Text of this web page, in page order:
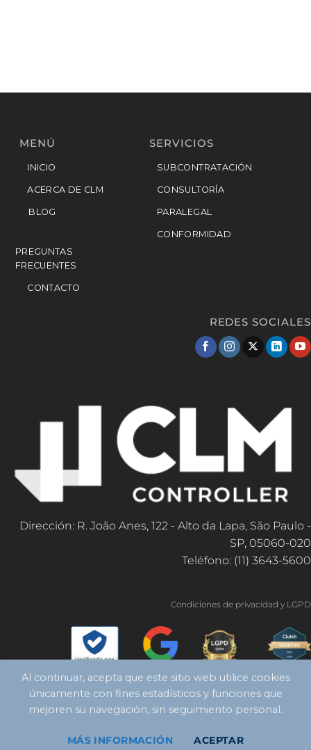
MENÚ
INICIO
ACERCA DE CLM
BLOG
PREGUNTAS
FRECUENTES
CONTACTO
SERVICIOS
SUBCONTRATACIÓN
CONSULTORÍA
PARALEGAL
CONFORMIDAD
REDES SOCIALES
Dirección: R. João Anes, 122 - Alto da Lapa, São Paulo -
SP, 05060-020
Teléfono: (11) 3643-5600
Condiciones de privacidad y LGPD
Copyright 2026 ©Controlador CLM
Al continuar, acepta que este sitio web utilice cookies
únicamente con fines estadísticos y funciones que
mejoren su navegación, sin seguimiento personal.
MÁS INFORMACIÓN ACEPTAR